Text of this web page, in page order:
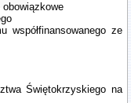
współfinansowanego ze
Świętokrzyskiego na